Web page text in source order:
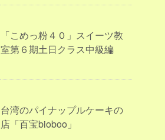
「こめっ粉４０」スイーツ教
室第６期土日クラス中級編
台湾のパイナップルケーキの
店「百宝bioboo」